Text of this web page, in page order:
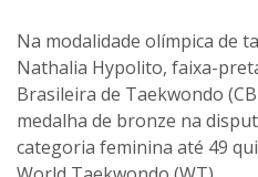
Na modalidade olímpica de
Nathalia Hypolito, faixa-
Brasileira de Taekwondo
medalha de bronze na
categoria feminina até 49